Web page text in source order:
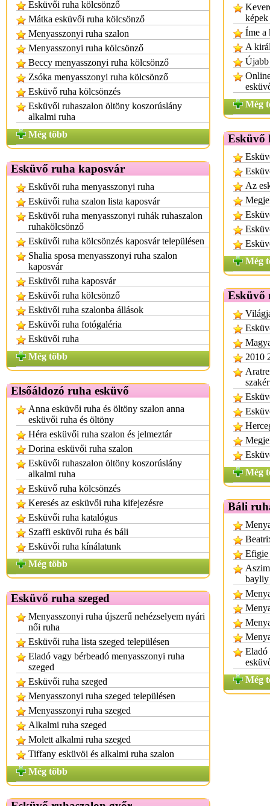
Esküvői ruha kölcsönző
Mátka esküvői ruha kölcsönző
Menyasszonyi ruha szalon
Menyasszonyi ruha kölcsönző
Beccy menyasszonyi ruha kölcsönző
Zsóka menyasszonyi ruha kölcsönző
Esküvő ruha kölcsönzés
Esküvői ruhaszalon öltöny koszorúslány
alkalmi ruha
Még több
Esküvő ruha kaposvár
Eskűvői ruha menyasszonyi ruha
Esküvői ruha szalon lista kaposvár
Esküvői ruha menyasszonyi ruhák ruhaszalon
ruhakölcsönző
Esküvői ruha kölcsönzés kaposvár településen
Shalia sposa menyasszonyi ruha szalon
kaposvár
Esküvői ruha kaposvár
Esküvői ruha kölcsönző
Esküvői ruha szalonba állások
Esküvői ruha fotógaléria
Esküvői ruha
Még több
Elsőáldozó ruha esküvő
Anna esküvői ruha és öltöny szalon anna
esküvői ruha és öltöny
Héra esküvői ruha szalon és jelmeztár
Dorina esküvői ruha szalon
Esküvői ruhaszalon öltöny koszorúslány
alkalmi ruha
Esküvő ruha kölcsönzés
Keresés az esküvői ruha kifejezésre
Esküvői ruha katalógus
Szaffi esküvői ruha és báli
Esküvői ruha kínálatunk
Még több
Esküvő ruha szeged
Menyasszonyi ruha újszerű nehézselyem nyári
női ruha
Esküvői ruha lista szeged településen
Eladó vagy bérbeadó menyasszonyi ruha
szeged
Esküvői ruha szeged
Menyasszonyi ruha szeged településen
Menyasszonyi ruha szeged
Alkalmi ruha szeged
Molett alkalmi ruha szeged
Tiffany esküvöi és alkalmi ruha szalon
Még több
képek
Íme a
A
Még
Esküvő
Az
Még
Esküvő
2010
Még
Báli
Efigie
bayliy
Eladó
Még